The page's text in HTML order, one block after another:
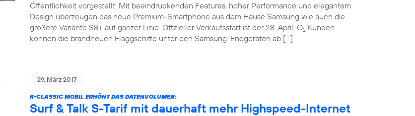
Öffentlichkeit vorgestellt. Mit beeindruckenden Features, hoher Performance und elegantem
Design überzeugen das neue Premium-Smartphone aus dem Hause Samsung wie auch die
größere Variante S8+ auf ganzer Linie. Offizieller Verkaufsstart ist der 28. April. O2 Kunden
können die brandneuen Flaggschiffe unter den Samsung-Endgeräten ab […]
29. März 2017
K-CLASSIC MOBIL ERHÖHT DAS DATENVOLUMEN:
Surf & Talk S-Tarif mit dauerhaft mehr Highspeed-Internet